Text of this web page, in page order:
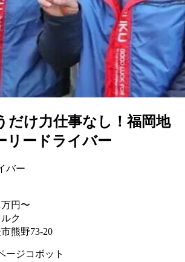
だけ力仕事なし！福岡地
リードライバー
バー
万円〜
ク
熊野73-20
ージコボット